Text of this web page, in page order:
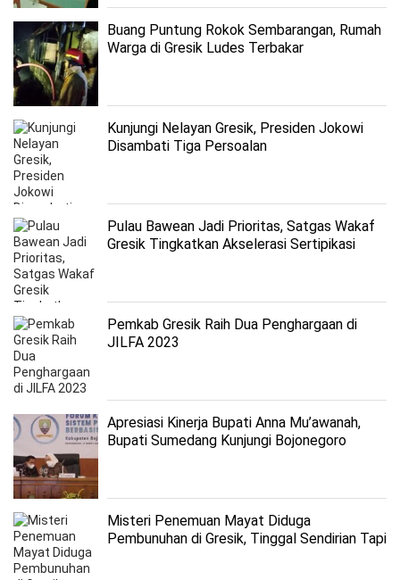
Buang Puntung Rokok Sembarangan, Rumah
Warga di Gresik Ludes Terbakar
Kunjungi Nelayan Gresik, Presiden Jokowi
Disambati Tiga Persoalan
Pulau Bawean Jadi Prioritas, Satgas Wakaf
Gresik Tingkatkan Akselerasi Sertipikasi
Pemkab Gresik Raih Dua Penghargaan di
JILFA 2023
Apresiasi Kinerja Bupati Anna Mu’awanah,
Bupati Sumedang Kunjungi Bojonegoro
Misteri Penemuan Mayat Diduga
Pembunuhan di Gresik, Tinggal Sendirian Tapi